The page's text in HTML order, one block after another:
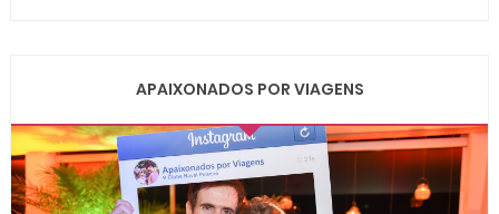
APAIXONADOS POR VIAGENS